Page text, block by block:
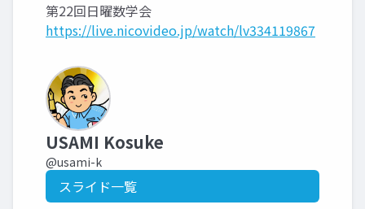
第22回日曜数学会
https://live.nicovideo.jp/watch/lv334119867
USAMI Kosuke
@usami-k
スライド一覧